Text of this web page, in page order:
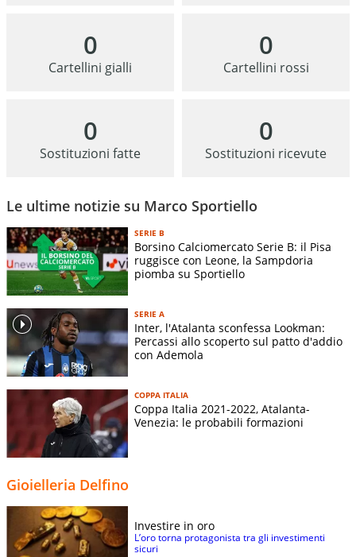
0
Cartellini gialli
0
Cartellini rossi
0
Sostituzioni fatte
0
Sostituzioni ricevute
Le ultime notizie su Marco Sportiello
SERIE B
Borsino Calciomercato Serie B: il Pisa
ruggisce con Leone, la Sampdoria
piomba su Sportiello
SERIE A
Inter, l'Atalanta sconfessa Lookman:
Percassi allo scoperto sul patto d'addio
con Ademola
COPPA ITALIA
Coppa Italia 2021-2022, Atalanta-
Venezia: le probabili formazioni
Gioielleria Delfino
Investire in oro
L’oro torna protagonista tra gli investimenti
sicuri